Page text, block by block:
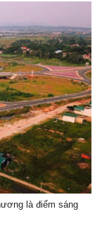
là điểm sáng